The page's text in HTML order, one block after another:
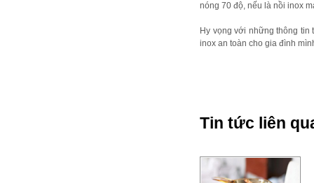
nóng 70 độ, nếu là nồi inox
Hy vọng với những thông
inox an toàn cho gia đình
Tin tức liên